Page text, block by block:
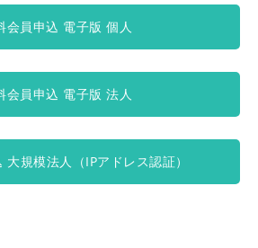
会員申込 電子版 個人
会員申込 電子版 法人
規模法人（IPアドレス認証）